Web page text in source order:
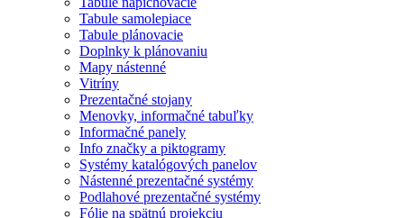
Tabule samolepiace
Tabule plánovacie
Doplnky k plánovaniu
Mapy nástenné
Vitríny
Prezentačné stojany
Menovky, informačné tabuľky
Informačné panely
Info značky a piktogramy
Systémy katalógových panelov
Nástenné prezentačné systémy
Podlahové prezentačné systémy
Fólie na spätnú projekciu